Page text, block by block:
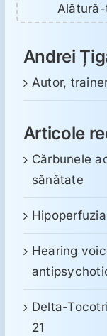
Andrei
Autor,
Articole
Cărbunele
sănătate
Hearing
Delta-
21